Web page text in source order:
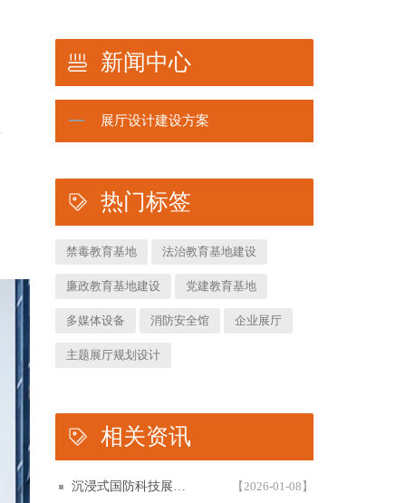
新闻中心
展厅设计建设方案
热门标签
禁毒教育基地 法治教育基地建设
廉政教育基地建设 党建教育基地
多媒体设备 消防安全馆 企业展厅
主题展厅规划设计
相关资讯
沉浸式国防科技展馆设计，民防教育体验馆多媒体互动解决方案，以设计施工一体化筑牢国防教育阵地根基 【2026-01-08】